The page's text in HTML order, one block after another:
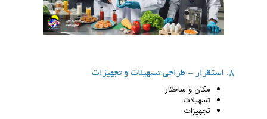
8. استقرار - طراحی تسهیلات و تجهیزات
مکان و ساختار
تسهیلات
تجهیزات